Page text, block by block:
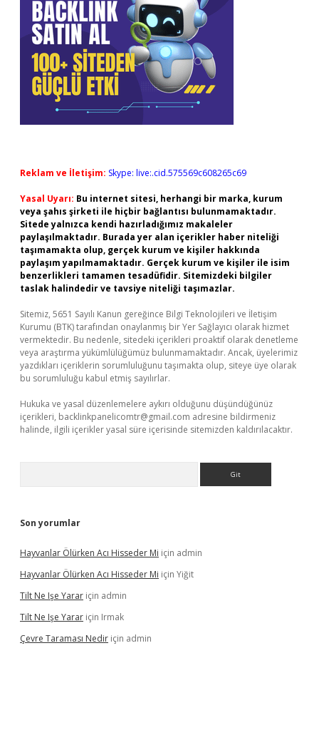
Reklam ve İletişim: Skype: live:.cid.575569c608265c69
Yasal Uyarı: Bu internet sitesi, herhangi bir marka, kurum
veya şahıs şirketi ile hiçbir bağlantısı bulunmamaktadır.
Sitede yalnızca kendi hazırladığımız makaleler
paylaşılmaktadır. Burada yer alan içerikler haber niteliği
taşımamakta olup, gerçek kurum ve kişiler hakkında
paylaşım yapılmamaktadır. Gerçek kurum ve kişiler ile isim
benzerlikleri tamamen tesadüfidir. Sitemizdeki bilgiler
taslak halindedir ve tavsiye niteliği taşımazlar.
Sitemiz, 5651 Sayılı Kanun gereğince Bilgi Teknolojileri ve İletişim
Kurumu (BTK) tarafından onaylanmış bir Yer Sağlayıcı olarak hizmet
vermektedir. Bu nedenle, sitedeki içerikleri proaktif olarak denetleme
veya araştırma yükümlülüğümüz bulunmamaktadır. Ancak, üyelerimiz
yazdıkları içeriklerin sorumluluğunu taşımakta olup, siteye üye olarak
bu sorumluluğu kabul etmiş sayılırlar.
Hukuka ve yasal düzenlemelere aykırı olduğunu düşündüğünüz
içerikleri, backlinkpanelicomtr@gmail.com adresine bildirmeniz
halinde, ilgili içerikler yasal süre içerisinde sitemizden kaldırılacaktır.
Son yorumlar
Hayvanlar Ölürken Acı Hisseder Mi için admin
Hayvanlar Ölürken Acı Hisseder Mi için Yiğit
Tilt Ne Işe Yarar için admin
Tilt Ne Işe Yarar için Irmak
Çevre Taraması Nedir için admin